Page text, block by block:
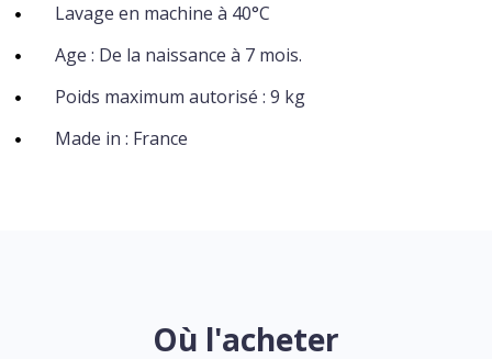
Lavage en machine à 40°C
Age : De la naissance à 7 mois.
Poids maximum autorisé : 9 kg
Made in : France
Où l'acheter